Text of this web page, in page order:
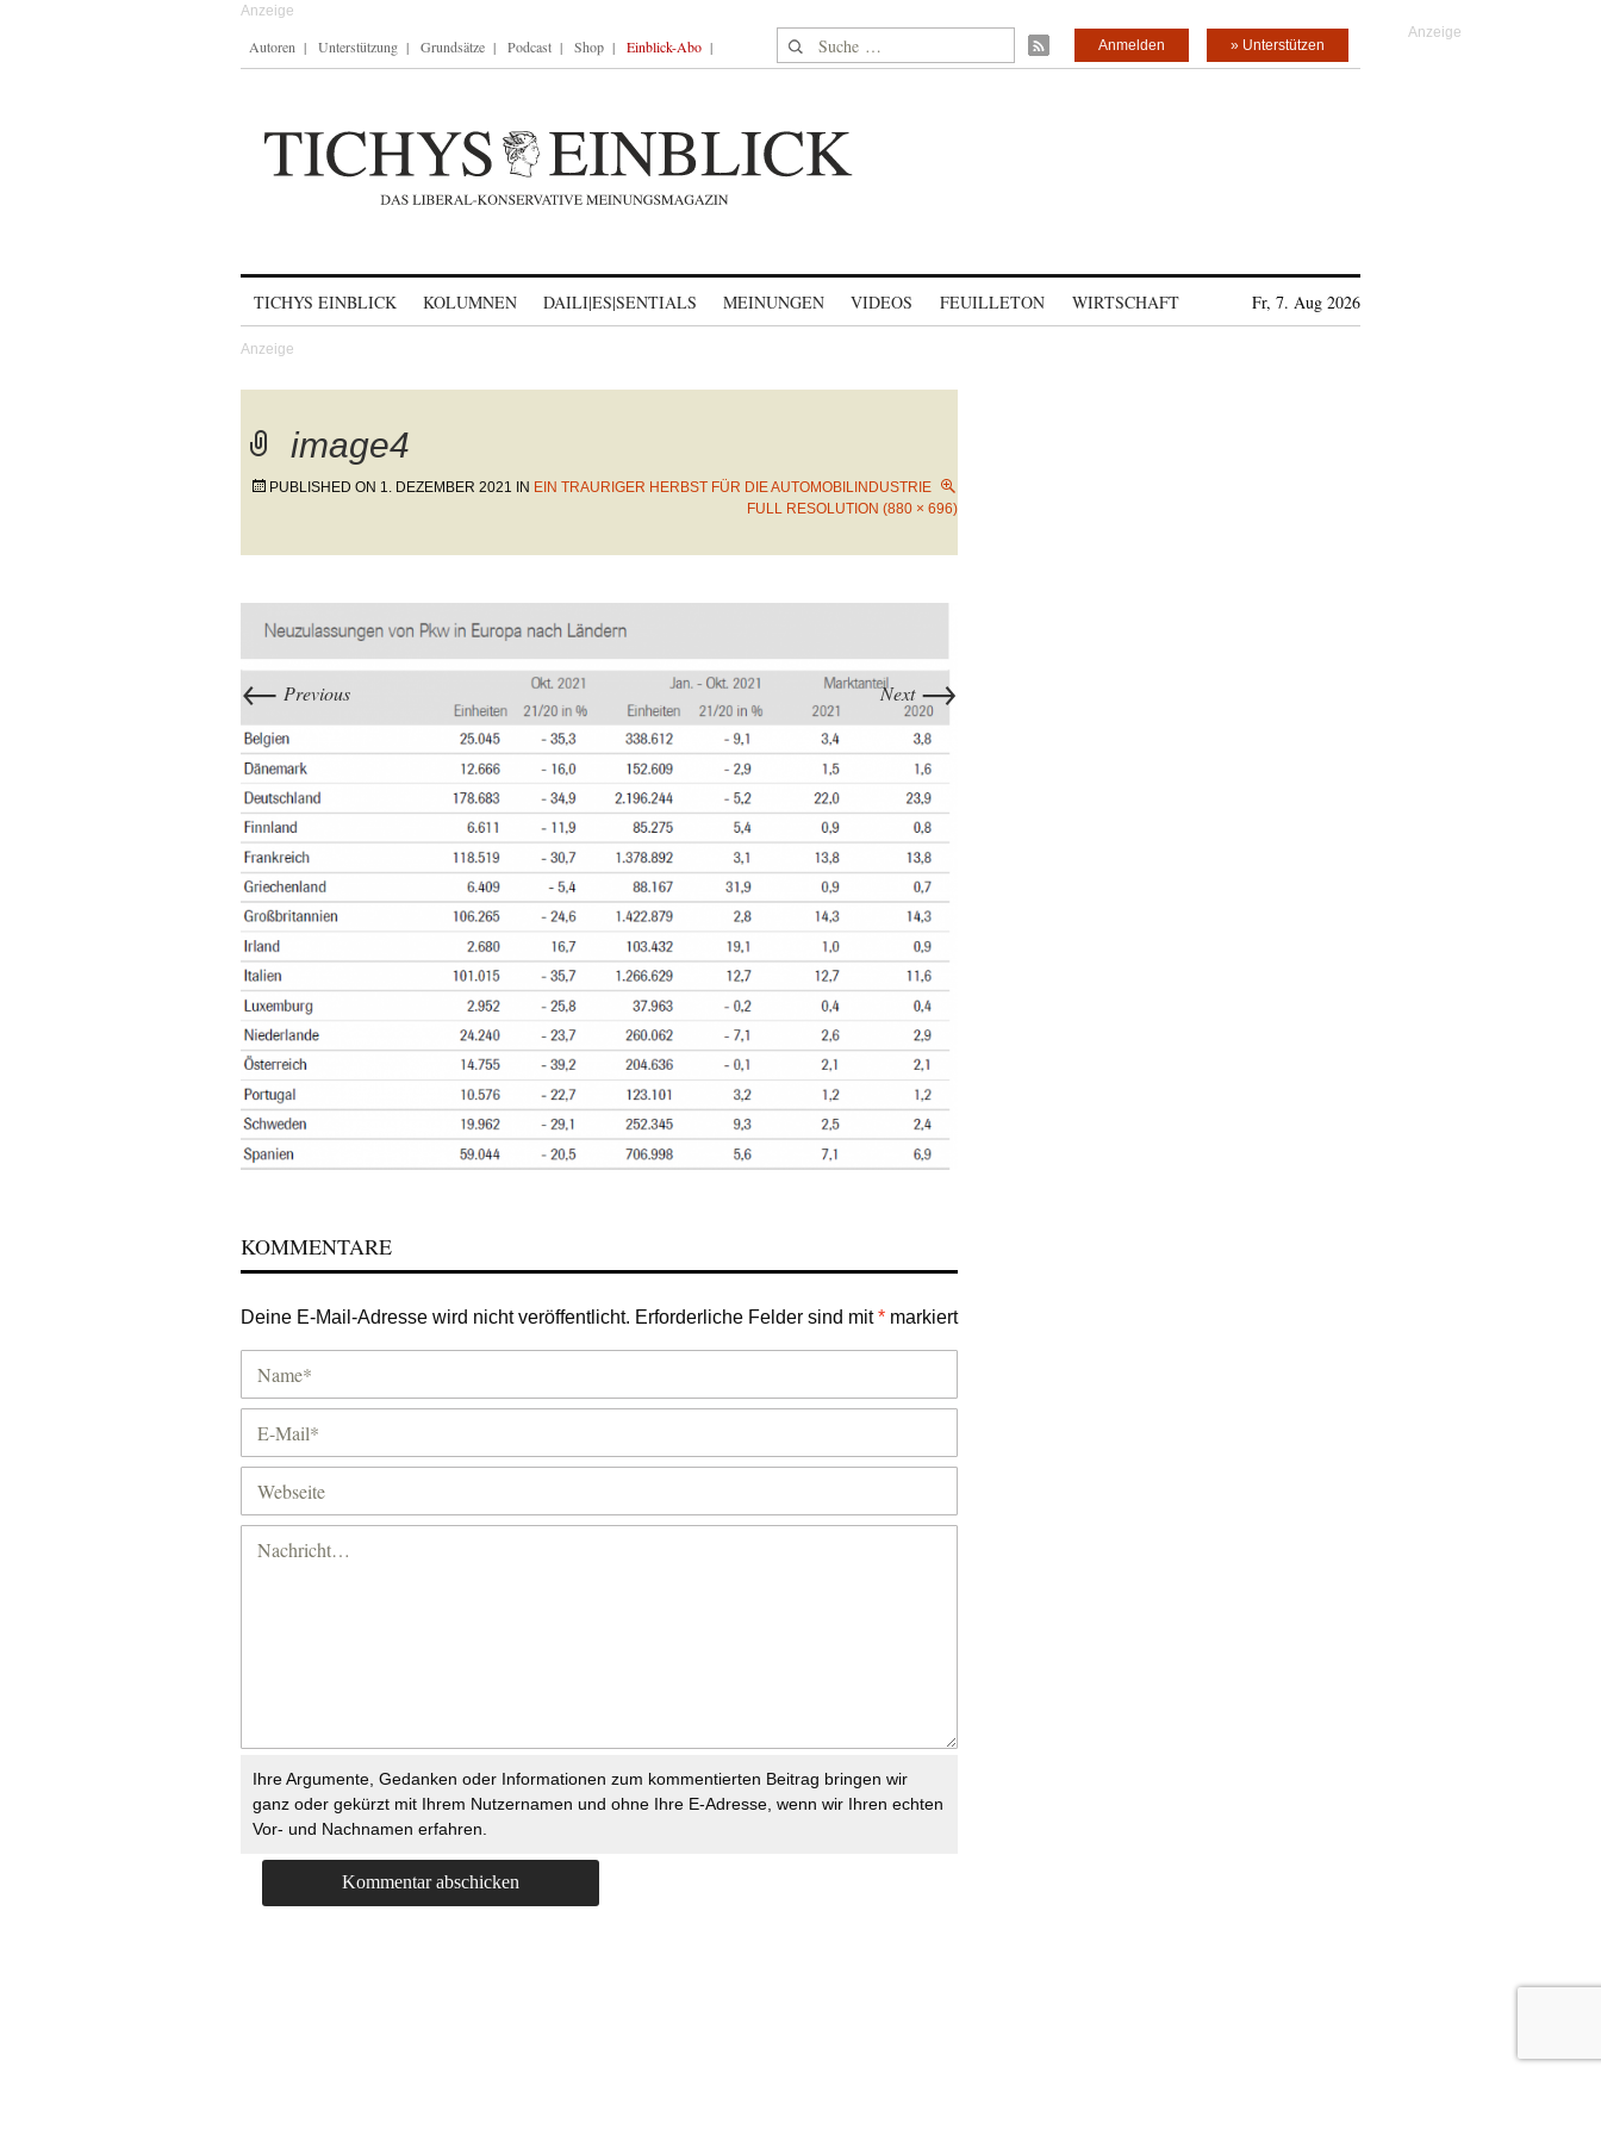
Autoren Unterstützung Grundsätze Podcast Shop Einblick-Abo Suche nach: » Unterstützen
Anmelden
TICHYS EINBLICK KOLUMNEN DAILI|ES|SENTIALS MEINUNGEN VIDEOS FEUILLETON WIRTSCHAFT Fr, 7. Aug 2026
image4
PUBLISHED ON 1. DEZEMBER 2021 IN EIN TRAURIGER HERBST FÜR DIE AUTOMOBILINDUSTRIE
FULL RESOLUTION (880 × 696)
← Previous Next →
KOMMENTARE
Deine E-Mail-Adresse wird nicht veröffentlicht. Erforderliche Felder sind mit* markiert
Ihre Argumente, Gedanken oder Informationen zum kommentierten Beitrag bringen wir
ganz oder gekürzt mit Ihrem Nutzernamen und ohne Ihre E-Adresse, wenn wir Ihren echten
Vor- und Nachnamen erfahren.